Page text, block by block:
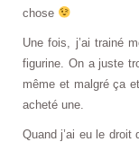
chose
Une fois, j’ai trainé
figurine. On a juste
même et malgré ça
acheté une.
Quand j’ai eu le droit